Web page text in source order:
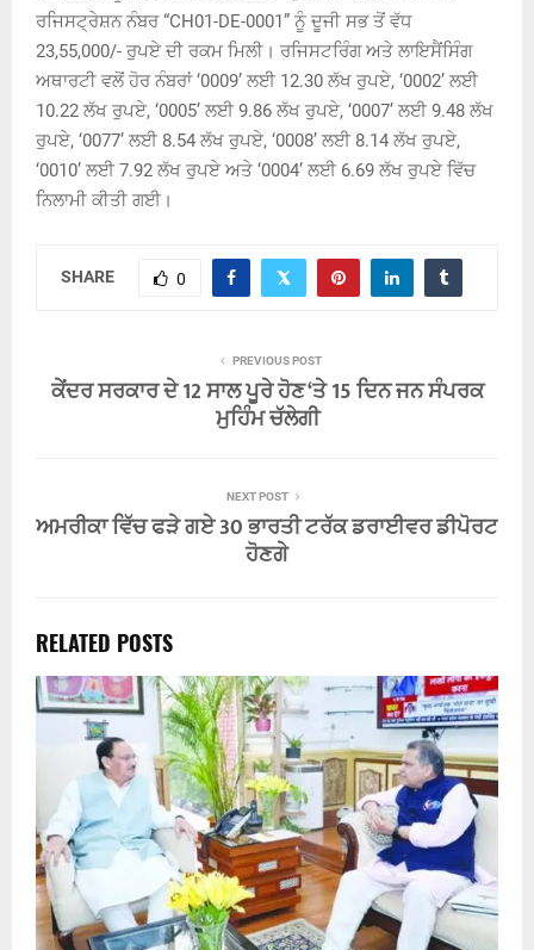
ਰਜਿਸਟ੍ਰੇਸ਼ਨ ਨੰਬਰ “CH01-DE-0001” ਨੂੰ ਦੂਜੀ ਸਭ ਤੋਂ ਵੱਧ
23,55,000/- ਰੁਪਏ ਦੀ ਰਕਮ ਮਿਲੀ। ਰਜਿਸਟਰਿੰਗ ਅਤੇ ਲਾਇਸੈਂਸਿੰਗ
ਅਥਾਰਟੀ ਵਲੋਂ ਹੋਰ ਨੰਬਰਾਂ ‘0009’ ਲਈ 12.30 ਲੱਖ ਰੁਪਏ, ‘0002’ ਲਈ
10.22 ਲੱਖ ਰੁਪਏ, ‘0005’ ਲਈ 9.86 ਲੱਖ ਰੁਪਏ, ‘0007’ ਲਈ 9.48 ਲੱਖ
ਰੁਪਏ, ‘0077’ ਲਈ 8.54 ਲੱਖ ਰੁਪਏ, ‘0008’ ਲਈ 8.14 ਲੱਖ ਰੁਪਏ,
‘0010’ ਲਈ 7.92 ਲੱਖ ਰੁਪਏ ਅਤੇ ‘0004’ ਲਈ 6.69 ਲੱਖ ਰੁਪਏ ਵਿੱਚ
ਨਿਲਾਮੀ ਕੀਤੀ ਗਈ।
SHARE 0
PREVIOUS POST
ਕੇਂਦਰ ਸਰਕਾਰ ਦੇ 12 ਸਾਲ ਪੂਰੇ ਹੋਣ ‘ਤੇ 15 ਦਿਨ ਜਨ ਸੰਪਰਕ
ਮੁਹਿੰਮ ਚੱਲੇਗੀ
NEXT POST
ਅਮਰੀਕਾ ਵਿੱਚ ਫੜੇ ਗਏ 30 ਭਾਰਤੀ ਟਰੱਕ ਡਰਾਈਵਰ ਡੀਪੋਰਟ
ਹੋਣਗੇ
RELATED POSTS